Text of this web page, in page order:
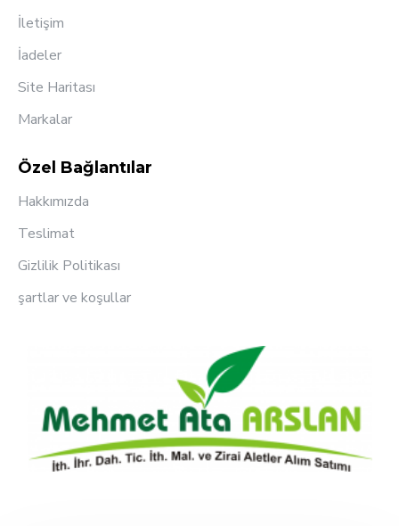
İletişim
İadeler
Site Haritası
Markalar
Özel Bağlantılar
Hakkımızda
Teslimat
Gizlilik Politikası
şartlar ve koşullar